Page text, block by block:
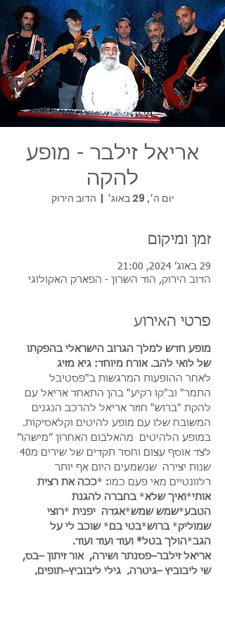
אריאל זילבר - מופע
להקה
יום ה׳, 29 באוג׳
  |
הדוב הירוק
זמן ומיקום
29 באוג׳ 2024, 21:00
הדוב הירוק, הוד השרון - הפארק האקולוגי
פרטי האירוע
מופע חדש למלך הגרוב הישראלי בהפקתו
של לואי להב. אורח מיוחד: גיא מזיג
לאחר ההופעות המרגשות ב"פסטיבל
התמר" וב"קו רקיע" בהן התאחד אריאל עם
להקת "ברוש" חוזר אריאל להרכב הנגנים
המשובח שלו עם מופע להיטים וקלאסיקות.
במופע הלהיטים  מהאלבום האחרון ״מישהו״
שנות יצירה  שנשמעים היום אף יותר
רלוונטיים מאי פעם כמו:
*ככה את רצית
אותי*ואיך שלא* בחברה להגנת
הטבע*שמש שמש *אגדה  יפנית *רוצי
שמוליק* ברוש *בטי בם * שוכב לי על
הגב*הולך בטל* ועוד ועוד ועוד.
אריאל זילבר–פסנתר ושירה,  אור זיתון –בס,
שי ליבוביץ –גיטרה,  גילי ליבוביץ–תופים,